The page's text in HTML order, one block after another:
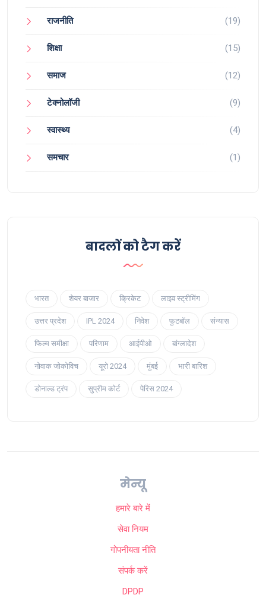
राजनीति (19)
शिक्षा (15)
समाज (12)
टेक्नोलॉजी (9)
स्वास्थ्य (4)
समचार (1)
बादलों को टैग करें
भारत शेयर बाजार क्रिकेट लाइव स्ट्रीमिंग
उत्तर प्रदेश IPL 2024 निवेश फुटबॉल संन्यास
फिल्म समीक्षा परिणाम आईपीओ बांग्लादेश
नोवाक जोकोविच यूरो 2024 मुंबई भारी बारिश
डोनाल्ड ट्रंप सुप्रीम कोर्ट पेरिस 2024
मेन्यू
हमारे बारे में
सेवा नियम
गोपनीयता नीति
संपर्क करें
DPDP